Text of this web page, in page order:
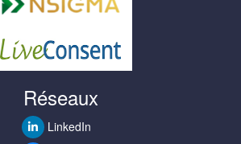
Réseaux
LinkedIn